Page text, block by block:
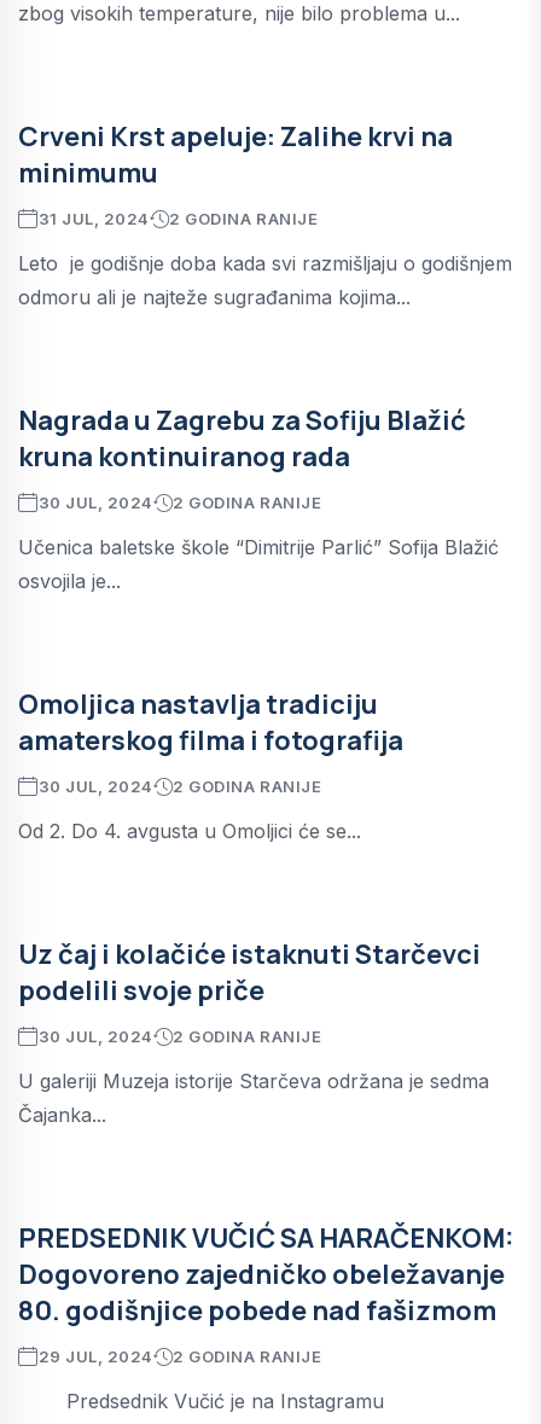
zbog visokih temperature, nije bilo problema u...
Crveni Krst apeluje: Zalihe krvi na
minimumu
31 JUL, 2024 2 GODINA RANIJE
Leto je godišnje doba kada svi razmišljaju o godišnjem
odmoru ali je najteže sugrađanima kojima...
Nagrada u Zagrebu za Sofiju Blažić
kruna kontinuiranog rada
30 JUL, 2024 2 GODINA RANIJE
Učenica baletske škole “Dimitrije Parlić” Sofija Blažić
osvojila je...
Omoljica nastavlja tradiciju
amaterskog filma i fotografija
30 JUL, 2024 2 GODINA RANIJE
Od 2. Do 4. avgusta u Omoljici će se...
Uz čaj i kolačiće istaknuti Starčevci
podelili svoje priče
30 JUL, 2024 2 GODINA RANIJE
U galeriji Muzeja istorije Starčeva održana je sedma
Čajanka...
PREDSEDNIK VUČIĆ SA HARAČENKOM:
Dogovoreno zajedničko obeležavanje
80. godišnjice pobede nad fašizmom
29 JUL, 2024 2 GODINA RANIJE
Predsednik Vučić je na Instagramu